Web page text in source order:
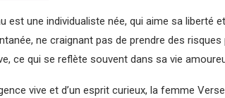
est une individualiste née, qui aime sa liberté
ne craignant pas de prendre des
ce qui se reflète souvent dans sa vie
vive et d’un esprit curieux, la femme